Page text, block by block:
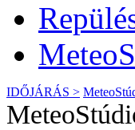
IDŐJÁRÁS >